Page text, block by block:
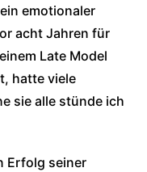
emotionaler
acht Jahren für
Late Model
hatte viele
sie alle stünde ich
Erfolg seiner